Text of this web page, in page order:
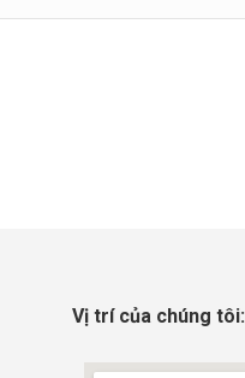
Vị trí của chúng tôi: